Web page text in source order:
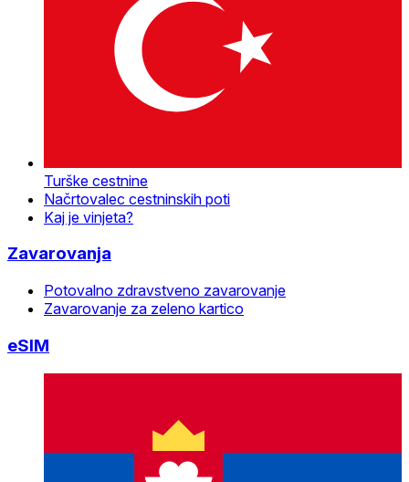
Turške cestnine
Načrtovalec cestninskih poti
Kaj je vinjeta?
Zavarovanja
Potovalno zdravstveno zavarovanje
Zavarovanje za zeleno kartico
eSIM